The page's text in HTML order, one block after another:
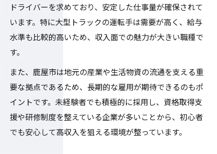
ドライバーを求めており、安定した仕事量が確保されて
います。特に大型トラックの運転手は需要が高く、給与
水準も比較的高いため、収入面での魅力が大きい職種で
す。
また、鹿屋市は地元の産業や生活物資の流通を支える重
要な拠点であるため、長期的な雇用が期待できるのもポ
イントです。未経験者でも積極的に採用し、資格取得支
援や研修制度を整えている企業が多いことから、初心者
でも安心して高収入を狙える環境が整っています。